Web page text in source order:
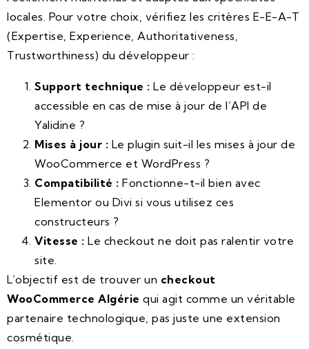
locales. Pour votre choix, vérifiez les critères E-E-A-T
(Expertise, Experience, Authoritativeness,
Trustworthiness) du développeur :
Support technique : Le développeur est-il
accessible en cas de mise à jour de l’API de
Yalidine ?
Mises à jour : Le plugin suit-il les mises à jour de
WooCommerce et WordPress ?
Compatibilité : Fonctionne-t-il bien avec
Elementor ou Divi si vous utilisez ces
constructeurs ?
Vitesse : Le checkout ne doit pas ralentir votre
site.
L’objectif est de trouver un checkout
WooCommerce Algérie qui agit comme un véritable
partenaire technologique, pas juste une extension
cosmétique.